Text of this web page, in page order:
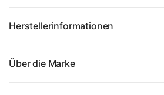
Herstellerinformationen
Über die Marke